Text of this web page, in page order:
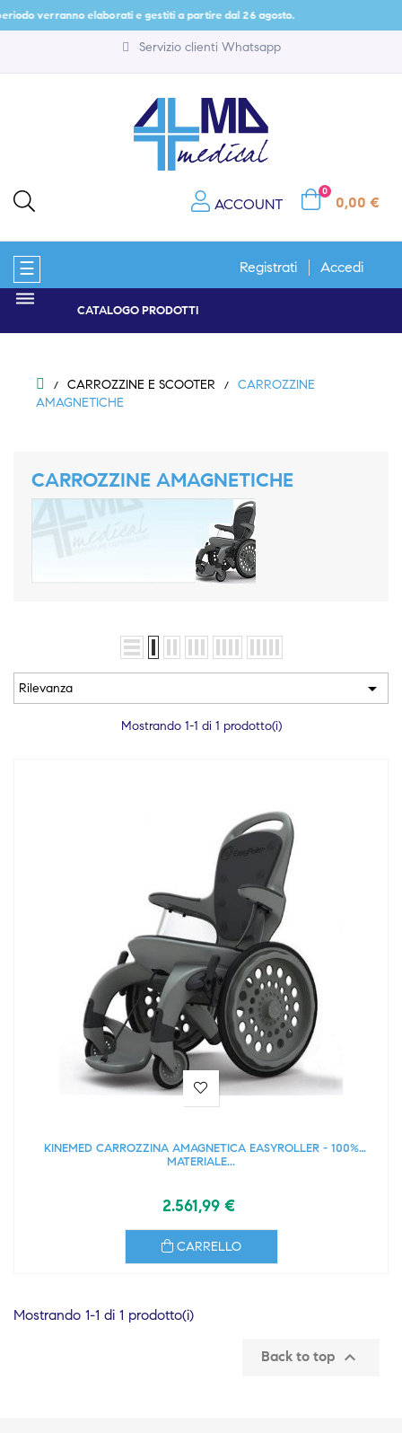
verranno elaborati e gestiti a partire dal 26 agosto.
Servizio clienti Whatsapp
ACCOUNT
0
0,00 €
navigazione
Toggle
☰ Registrati Accedi
CATALOGO PRODOTTI
CARROZZINE E SCOOTER
CARROZZINE
AMAGNETICHE
CARROZZINE AMAGNETICHE
Rilevanza 
Mostrando 1-1 di 1 prodotto(i)
KINEMED CARROZZINA AMAGNETICA EASYROLLER - 100%
MATERIALE...
2.561,99 €
CARRELLO
Mostrando 1-1 di 1 prodotto(i)
Back to top 